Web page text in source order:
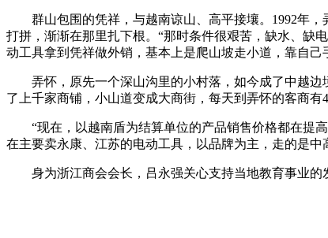
群山包围的凭祥，与越南谅山、高平接壤。1992年，
打拼，渐渐在那里扎下根。“那时条件很艰苦，缺水、缺
动工具拿到凭祥做外销，基本上是爬山坡走小道，靠自己
弄怀，原先一个深山沟里的小村落，如今成了中越边
了上千家商铺，小山道变成大商街，每天到弄怀的客商有
“现在，以越南盾为结算单位的产品销售价格都在提高
在主要卖永康、江苏的电动工具，以品牌为主，走的是
身为浙江商会会长，吕永强关心支持当地教育事业的